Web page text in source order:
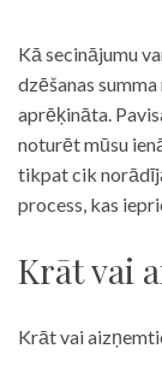
Kā secinājumu
dzēšanas
aprēķināta.
noturēt mūsu
tikpat cik
process, kas
Krāt vai
Krāt vai